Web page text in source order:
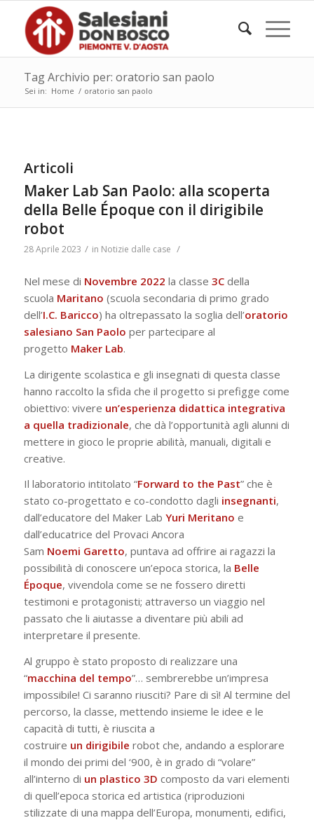
Tag Archivio per: oratorio san paolo
Sei in: Home / oratorio san paolo
Articoli
Maker Lab San Paolo: alla scoperta
della Belle Époque con il dirigibile
robot
28 Aprile 2023 / in Notizie dalle case /
Nel mese di Novembre 2022 la classe 3Cdella
scuola Maritano (scuola secondaria di primo grado
dell’I.C. Baricco) ha oltrepassato la soglia dell’oratorio
salesiano San Paolo per partecipare al
progetto Maker Lab.
La dirigente scolastica e gli insegnati di questa classe
hanno raccolto la sfida che il progetto si prefigge come
obiettivo: vivere un’esperienza didattica integrativa
a quella tradizionale, che dà l’opportunità agli alunni di
mettere in gioco le proprie abilità, manuali, digitali e
creative.
Il laboratorio intitolato “Forward to the Past” che è
stato co-progettato e co-condotto dagli insegnanti,
dall’educatore del Maker Lab Yuri Meritano e
dall’educatrice del Provaci Ancora
Sam Noemi Garetto, puntava ad offrire ai ragazzi la
possibilità di conoscere un’epoca storica, la Belle
Époque, vivendola come se ne fossero diretti
testimoni e protagonisti; attraverso un viaggio nel
passato che li aiutasse a diventare più abili ad
interpretare il presente.
Al gruppo è stato proposto di realizzare una
“macchina del tempo”… sembrerebbe un’impresa
impossibile! Ci saranno riusciti? Pare di sì! Al termine del
percorso, la classe, mettendo insieme le idee e le
capacità di tutti, è riuscita a
costruire un dirigibile robot che, andando a esplorare
il mondo dei primi del ‘900, è in grado di “volare”
all’interno di un plastico 3D composto da vari elementi
di quell’epoca storica ed artistica (riproduzioni
stilizzate di una mappa dell’Europa, monumenti, edifici,